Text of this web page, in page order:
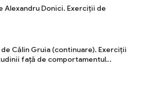
Alexandru Donici. Exerciţii de
Călin Gruia (continuare). Exerciții
faţă de comportamentul